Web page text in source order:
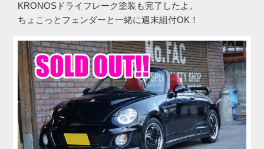
KRONOSドライフレーク塗装も完了したよ。
ちょこっとフェンダーと一緒に週末組付OK！